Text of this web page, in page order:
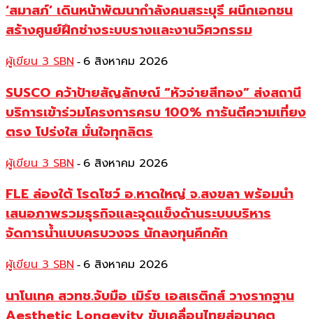
‘สมาสภ์’ เดินหน้าพัฒนากำลังคนสระบุรี ผนึกเอกชน
สร้างศูนย์ฝึกช่างระบบรางและงานวิศวกรรม
ผู้เขียน 3 SBN - 6 สิงหาคม 2026
SUSCO คว้าป้ายสัญลักษณ์ “หัวจ่ายสีทอง” ส่งสถานี
บริการเข้าร่วมโครงการครบ 100% การันตีความเที่ยง
ตรง โปร่งใส มั่นใจทุกลิตร
ผู้เขียน 3 SBN - 6 สิงหาคม 2026
FLE ล่องใต้ โรดโชว์ อ.หาดใหญ่ จ.สงขลา พร้อมนำ
เสนอภาพรวมธุรกิจและจุดแข็งด้านระบบบริหาร
จัดการน้ำแบบครบวงจร นักลงทุนคึกคัก
ผู้เขียน 3 SBN - 6 สิงหาคม 2026
นาโนเทค สวทช.จับมือ เมิร์ซ เอสเธติกส์ วางรากฐาน